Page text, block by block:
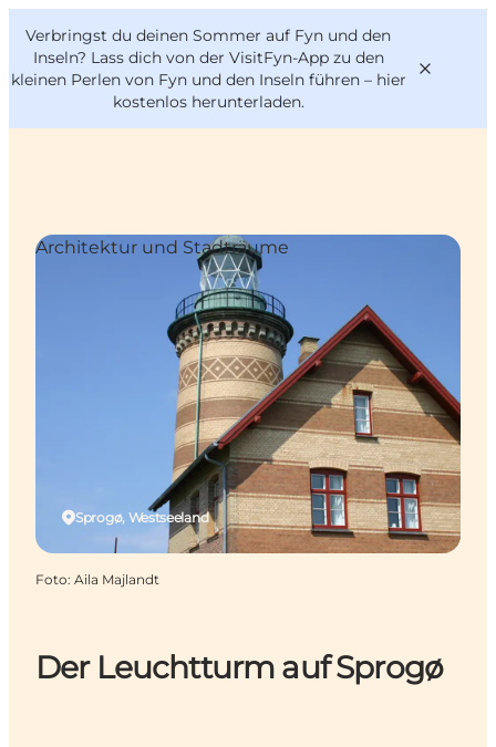
Verbringst du deinen Sommer auf Fyn und den
Inseln? Lass dich von der VisitFyn-App zu den
kleinen Perlen von Fyn und den Inseln führen – hier
kostenlos herunterladen.
Reise Ideen
Outdoor & bike
Essen & trinken
Übernachtung
VisitFyn
Deutsch
Der Leuchtturm auf Sprogø
Sprogø, Westseeland
Architektur und Stadträume
Foto: Aila Majlandt